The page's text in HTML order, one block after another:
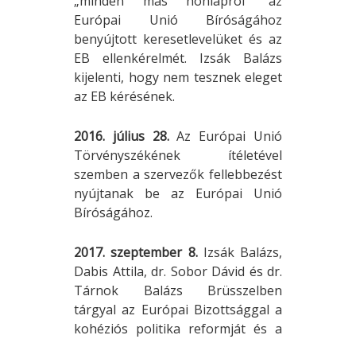
Európai Unió Bíróságához
benyújtott keresetlevelüket és az
EB ellenkérelmét. Izsák Balázs
kijelenti, hogy nem tesznek eleget
az EB kérésének.
2016. július 28.Az Európai Unió
Törvényszékének ítéletével
szemben a szervezők fellebbezést
nyújtanak be az Európai Unió
Bíróságához.
2017. szeptember 8.Izsák Balázs,
Dabis Attila, dr. Sobor Dávid és dr.
Tárnok Balázs Brüsszelben
tárgyal az Európai Bizottsággal a
kohéziós politika reformját és a